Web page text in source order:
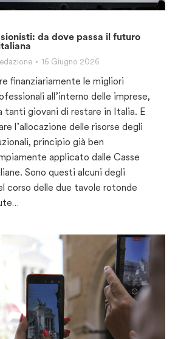
da dove passa il futuro
16 Giugno 2026
finanziariamente le migliori
all’interno delle imprese,
tanti giovani di restare in Italia. E
l’allocazione delle risorse degli
principio già ben
applicato dalle Casse
Sono questi alcuni degli
corso delle due tavole rotonde